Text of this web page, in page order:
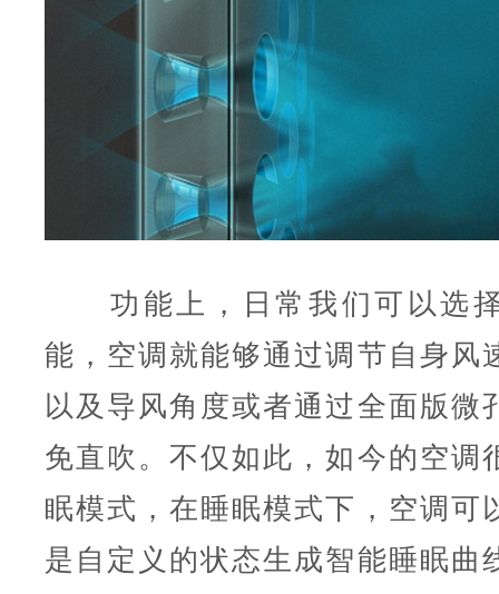
功能上，日常我们可以选
能，空调就能够通过调节自身风
以及导风角度或者通过全面版微
免直吹。不仅如此，如今的空调
眠模式，在睡眠模式下，空调可
是自定义的状态生成智能睡眠曲